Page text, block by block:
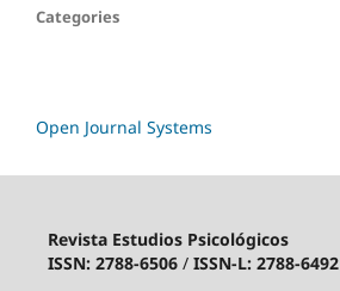
Categories
Open Journal Systems
Revista Estudios Psicológicos
ISSN: 2788-6506/ ISSN-L: 2788-6492